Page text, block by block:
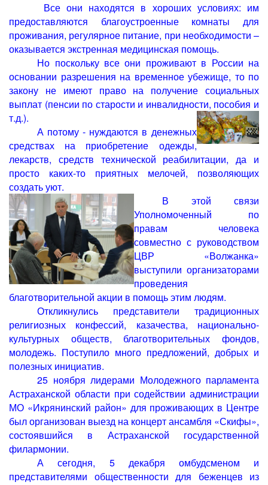
Все они находятся в хороших условиях: им
предоставляются благоустроенные комнаты для
проживания, регулярное питание, при необходимости –
оказывается экстренная медицинская помощь.
Но поскольку все они проживают в России на
основании разрешения на временное убежище, то по
закону не имеют право на получение социальных
выплат (пенсии по старости и инвалидности, пособия и
т.д.).
А потому - нуждаются в денежных
средствах на приобретение одежды,
лекарств, средств технической реабилитации, да и
просто каких-то приятных мелочей, позволяющих
создать уют.
В этой связи
Уполномоченный по
правам человека
совместно с руководством
ЦВР «Волжанка»
выступили организаторами
проведения
благотворительной акции в помощь этим людям.
Откликнулись представители традиционных
религиозных конфессий, казачества, национально-
культурных обществ, благотворительных фондов,
молодежь. Поступило много предложений, добрых и
полезных инициатив.
25 ноября лидерами Молодежного парламента
Астраханской области при содействии администрации
МО «Икрянинский район» для проживающих в Центре
был организован выезд на концерт ансамбля «Скифы»,
состоявшийся в Астраханской государственной
филармонии.
А сегодня, 5 декабря омбудсменом и
представителями общественности для беженцев из